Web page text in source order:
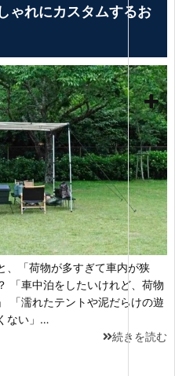
ゃれにカスタムするお
、「荷物が多すぎて車内が狭
「車中泊をしたいけれど、荷物
「濡れたテントや泥だらけの遊
ない」…
続きを読む